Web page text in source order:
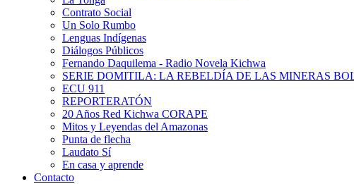
Contrato Social
Un Solo Rumbo
Lenguas Indígenas
Diálogos Públicos
Fernando Daquilema - Radio Novela Kichwa
SERIE DOMITILA: LA REBELDÍA DE LAS MINERAS
ECU 911
REPORTERATÓN
20 Años Red Kichwa CORAPE
Mitos y Leyendas del Amazonas
Punta de flecha
Laudato Sí
En casa y aprende
Contacto